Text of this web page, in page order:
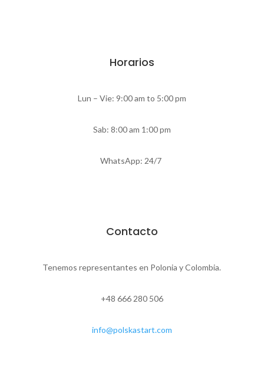
Horarios
Lun – Vie: 9:00 am to 5:00 pm
Sab: 8:00 am 1:00 pm
WhatsApp: 24/7
Contacto
Tenemos representantes en Polonia y Colombia.
+48 666 280 506
info@polskastart.com